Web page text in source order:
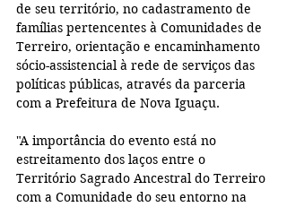
de seu território, no cadastramento de
famílias pertencentes à Comunidades de
Terreiro, orientação e encaminhamento
sócio-assistencial à rede de serviços das
políticas públicas, através da parceria
com a Prefeitura de Nova Iguaçu.
"A importância do evento está no
estreitamento dos laços entre o
Território Sagrado Ancestral do Terreiro
com a Comunidade do seu entorno na